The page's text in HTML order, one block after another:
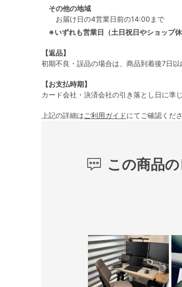
その他の地域
お届け日の4営業日前の14:00まで
※いずれも営業日（土日祝日やショップ
【返品】
初期不良・誤品の場合は、商品到着後7日
【お支払時期】
カード会社・決済会社の引き落とし日に準じ
上記の詳細はご利用ガイドにてご確認くださ
この商品